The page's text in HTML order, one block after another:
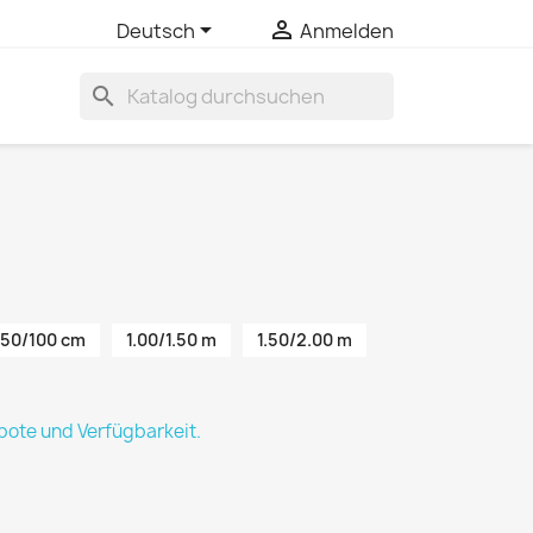
Deutsch  Anmelden
search
50/100 cm 1.00/1.50 m 1.50/2.00 m
und Verfügbarkeit.